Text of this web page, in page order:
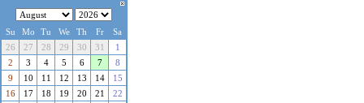
Su Mo Tu We Th Fr
Sa
26
27 28 29 30 31
1
2
3 4 5 6 7
8
9
10 11 12 13 14
15
16
17 18 19 20 21
22